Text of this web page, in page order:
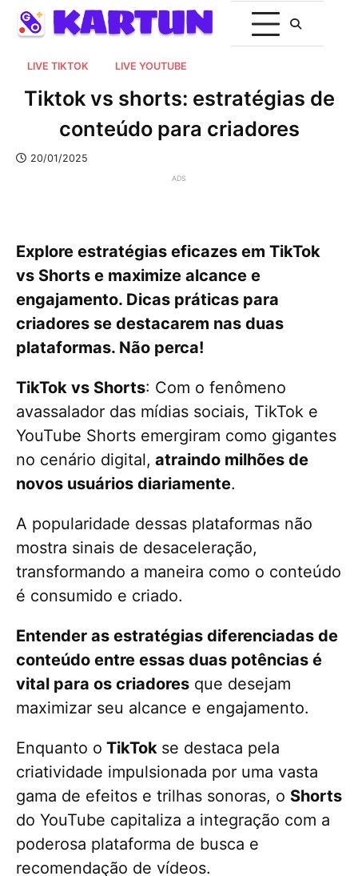
LIVE TIKTOK LIVE YOUTUBE
Tiktok vs shorts: estratégias de
conteúdo para criadores
20/01/2025
ADS
Explore estratégias eficazes em TikTok
vs Shorts e maximize alcance e
engajamento. Dicas práticas para
criadores se destacarem nas duas
plataformas. Não perca!
TikTok vs Shorts: Com o fenômeno
avassalador das mídias sociais, TikTok e
YouTube Shorts emergiram como gigantes
no cenário digital, atraindo milhões de
novos usuários diariamente.
A popularidade dessas plataformas não
mostra sinais de desaceleração,
transformando a maneira como o conteúdo
é consumido e criado.
Entender as estratégias diferenciadas de
conteúdo entre essas duas potências é
vital para os criadores que desejam
maximizar seu alcance e engajamento.
Enquanto o TikTok se destaca pela
criatividade impulsionada por uma vasta
gama de efeitos e trilhas sonoras, o Shorts
do YouTube capitaliza a integração com a
poderosa plataforma de busca e
recomendação de vídeos.